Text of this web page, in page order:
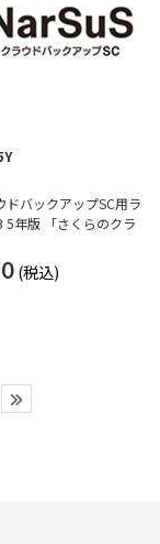
ドバックアップSC用ラ
5年版 「さくらのクラ